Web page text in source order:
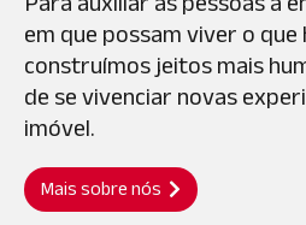
em que possam viver o que
construímos jeitos mais
de se vivenciar novas
imóvel.
Mais sobre nós